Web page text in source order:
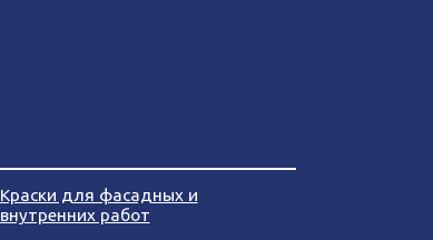
Краски для фасадных и
внутренних работ